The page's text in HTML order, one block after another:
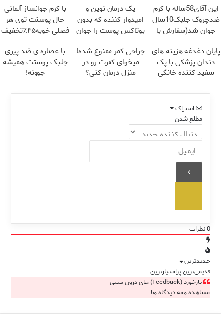
این آقای58ساله با کرم
ضدچروک جلبک10سال
جوان شد(سفارش با
یک درمان نوین و
امیدوار کننده که بدون
بوتاکس پوست را جوان
با کرم جوانساز آلمانی
حال پوستت توی هر
فصلی خوبه۴۵٪تخفیف
پایان دغدغه هزینه های
دندان پزشکی با پک
سفید کننده خانگی
جراحی کمر ممنوع شده!
میخوای کمرت رو در
منزل درمان کنی؟
با عصاره ی ضد پیری
جلبک پوستت همیشه
جوونه!
اشتراک
مطلع شدن
0نظرات
جدیدترین
قدیمی‌ترینپرامتیازترین
بازخورد (Feedback) های درون متنی
مشاهده همه دیدگاه ها